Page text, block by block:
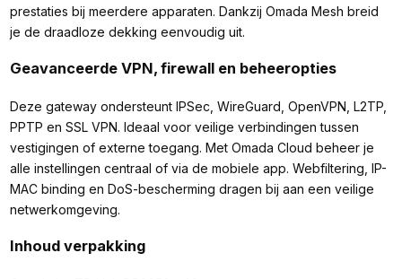
prestaties bij meerdere apparaten. Dankzij Omada Mesh breid
je de draadloze dekking eenvoudig uit.
Geavanceerde VPN, firewall en beheeropties
Deze gateway ondersteunt IPSec, WireGuard, OpenVPN, L2TP,
PPTP en SSL VPN. Ideaal voor veilige verbindingen tussen
vestigingen of externe toegang. Met Omada Cloud beheer je
alle instellingen centraal of via de mobiele app. Webfiltering, IP-
MAC binding en DoS-bescherming dragen bij aan een veilige
netwerkomgeving.
Inhoud verpakking